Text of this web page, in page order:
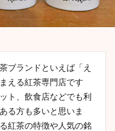
ブランドといえば「え
える紅茶専門店です
ト、飲食店などでも利
る方も多いと思いま
紅茶の特徴や人気の銘